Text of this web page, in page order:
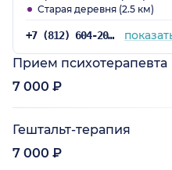
Старая деревня (2.5 км)
+7 (812) 604-20-39
Прием психотерапевта
7 000 ₽
Гештальт-терапия
7 000 ₽